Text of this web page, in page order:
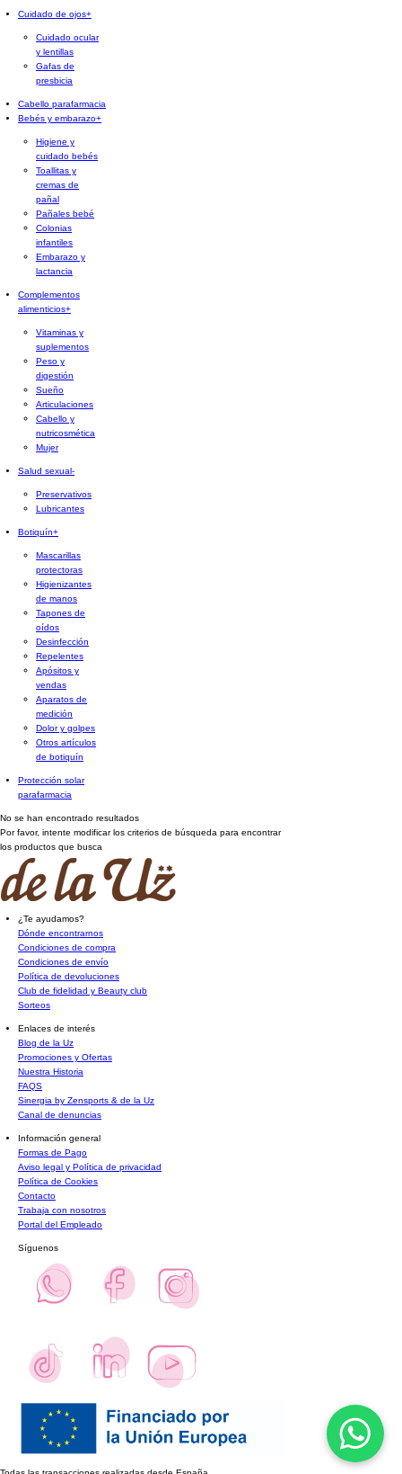
Cuidado de ojos+
Cuidado ocular
y lentillas
Gafas de
presbicia
Cabello parafarmacia
Bebés y embarazo+
Higiene y
cuidado bebés
Toallitas y
cremas de
pañal
Pañales bebé
Colonias
infantiles
Embarazo y
lactancia
Complementos
alimenticios+
Vitaminas y
suplementos
Peso y
digestión
Sueño
Articulaciones
Cabello y
nutricosmética
Mujer
Salud sexual-
Preservativos
Lubricantes
Botiquín+
Mascarillas
protectoras
Higienizantes
de manos
Tapones de
oídos
Desinfección
Repelentes
Apósitos y
vendas
Aparatos de
medición
Dolor y golpes
Otros artículos
de botiquín
Protección solar
parafarmacia
No se han encontrado resultados
Por favor, intente modificar los criterios de búsqueda para encontrar
los productos que busca
¿Te ayudamos?
Dónde encontrarnos
Condiciones de compra
Condiciones de envío
Política de devoluciones
Club de fidelidad y Beauty club
Sorteos
Enlaces de interés
Blog de la Uz
Promociones y Ofertas
Nuestra Historia
FAQS
Sinergia by Zensports & de la Uz
Canal de denuncias
Información general
Formas de Pago
Aviso legal y Política de privacidad
Política de Cookies
Contacto
Trabaja con nosotros
Portal del Empleado
Síguenos